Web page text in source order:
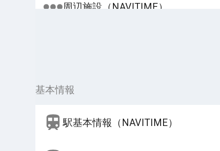
周辺施設（NAVITIME）
基本情報
駅基本情報（NAVITIME）